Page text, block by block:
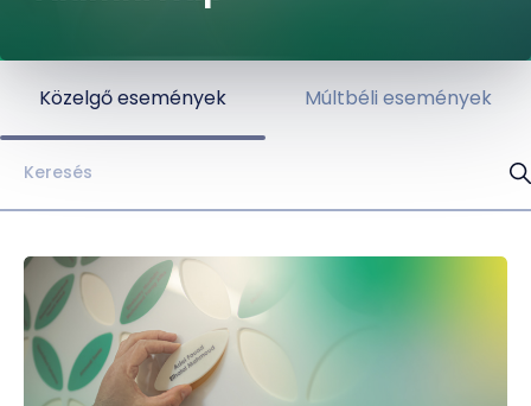
Közelgő események Múltbéli események